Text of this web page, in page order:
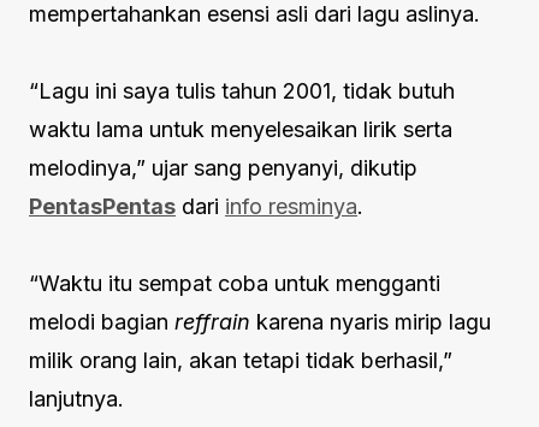
mempertahankan esensi asli dari lagu aslinya.
“Lagu ini saya tulis tahun 2001, tidak butuh
waktu lama untuk menyelesaikan lirik serta
melodinya,” ujar sang penyanyi, dikutip
PentasPentas dari info resminya.
“Waktu itu sempat coba untuk mengganti
melodi bagian reffrain karena nyaris mirip lagu
milik orang lain, akan tetapi tidak berhasil,”
lanjutnya.